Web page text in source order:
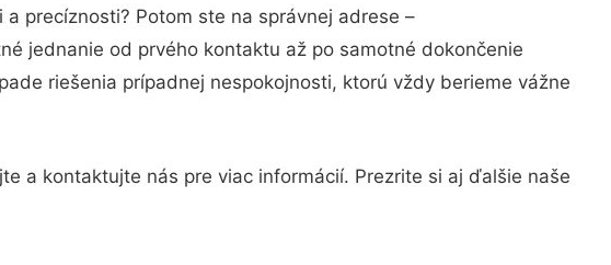
precíznosti? Potom ste na správnej adrese –
jednanie od prvého kontaktu až po samotné dokončenie
riešenia prípadnej nespokojnosti, ktorú vždy berieme vážne
a kontaktujte nás pre viac informácií. Prezrite si aj ďalšie naše